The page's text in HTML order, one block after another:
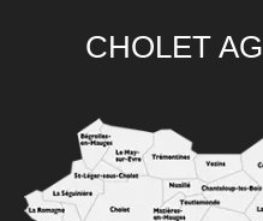
CHOLET